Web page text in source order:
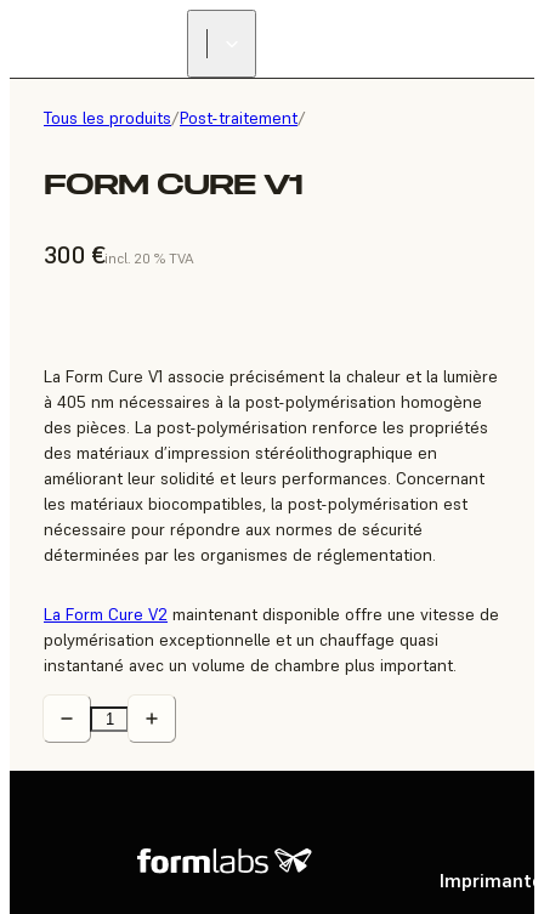
Tous les produits/Post-traitement/
FORM CURE V1
300 €incl. 20 % TVA
La Form Cure V1 associe précisément la chaleur et la lumière
à 405 nm nécessaires à la post-polymérisation homogène
des pièces. La post-polymérisation renforce les propriétés
des matériaux d’impression stéréolithographique en
améliorant leur solidité et leurs performances. Concernant
les matériaux biocompatibles, la post-polymérisation est
nécessaire pour répondre aux normes de sécurité
déterminées par les organismes de réglementation.
La Form Cure V2 maintenant disponible offre une vitesse de
polymérisation exceptionnelle et un chauffage quasi
instantané avec un volume de chambre plus important.